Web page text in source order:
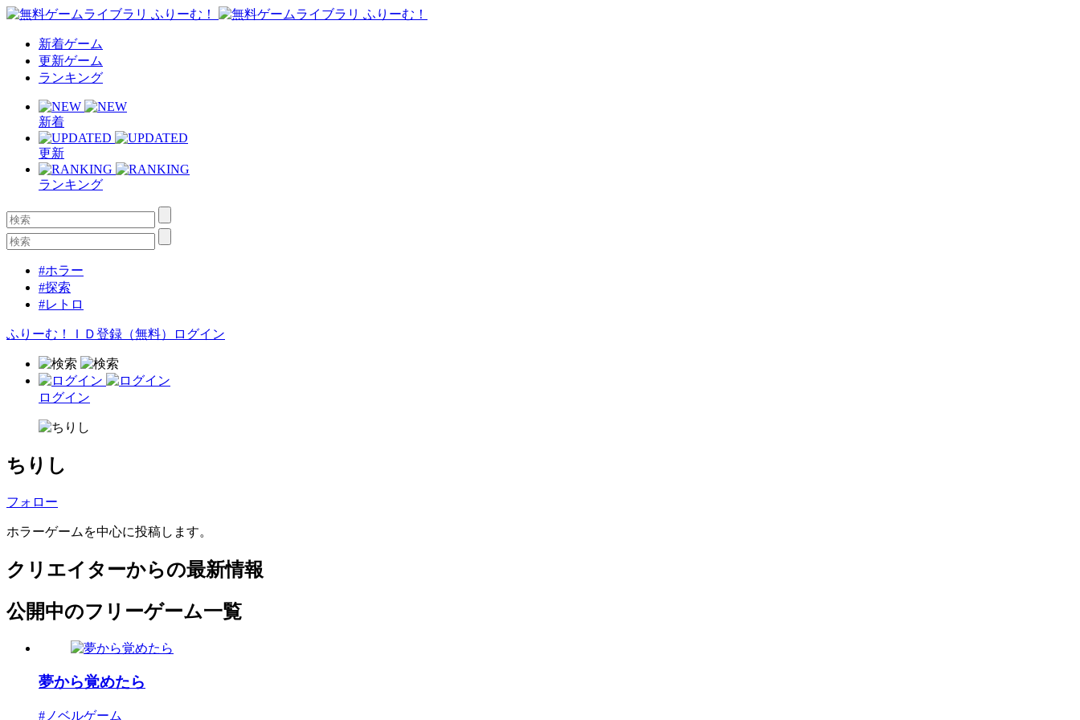
新着ゲーム
更新ゲーム
ランキング
新着
更新
ランキング
#ホラー
#探索
#レトロ
ふりーむ！ＩＤ登録（無料） ログイン
ログイン
ちりし
フォロー
ホラーゲームを中心に投稿します。
クリエイターからの最新情報
公開中のフリーゲーム一覧
夢から覚めたら
#ノベルゲーム